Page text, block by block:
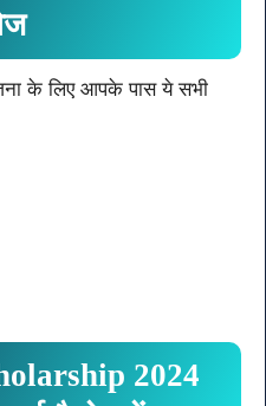
के लिए आपके पास ये सभी
2024